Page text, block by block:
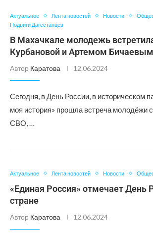
Актуальное Лента новостей Новости
Подвиги Дагестанцев
В Махачкале молодежь
Курбановой и Артемом Бичаевым
Автор Каратова 12.06.2024
Сегодня, в День России, в историческом
моя история» прошла встреча молодёжи
СВО, …
Актуальное Лента новостей Новости
«Единая Россия» отмечает День
стране
Автор Каратова 12.06.2024